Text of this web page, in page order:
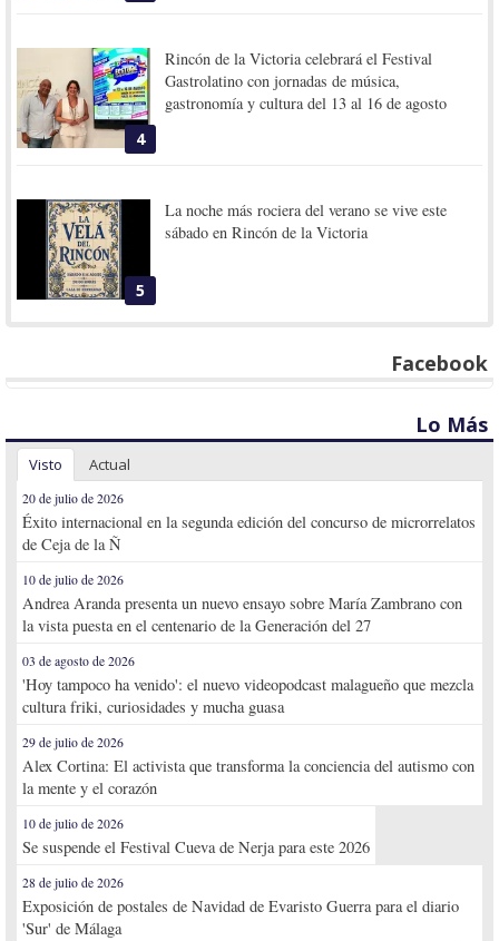
4
Rincón de la Victoria celebrará el Festival
Gastrolatino con jornadas de música,
gastronomía y cultura del 13 al 16 de agosto
5
La noche más rociera del verano se vive este
sábado en Rincón de la Victoria
Facebook
Lo Más
Visto Actual
20 de julio de 2026
Éxito internacional en la segunda edición del concurso de microrrelatos
de Ceja de la Ñ
10 de julio de 2026
Andrea Aranda presenta un nuevo ensayo sobre María Zambrano con
la vista puesta en el centenario de la Generación del 27
03 de agosto de 2026
'Hoy tampoco ha venido': el nuevo videopodcast malagueño que mezcla
cultura friki, curiosidades y mucha guasa
29 de julio de 2026
Alex Cortina: El activista que transforma la conciencia del autismo con
la mente y el corazón
10 de julio de 2026
Se suspende el Festival Cueva de Nerja para este 2026
28 de julio de 2026
Exposición de postales de Navidad de Evaristo Guerra para el diario
'Sur' de Málaga